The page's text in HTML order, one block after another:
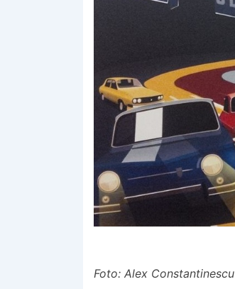
Foto: Alex Constantinescu